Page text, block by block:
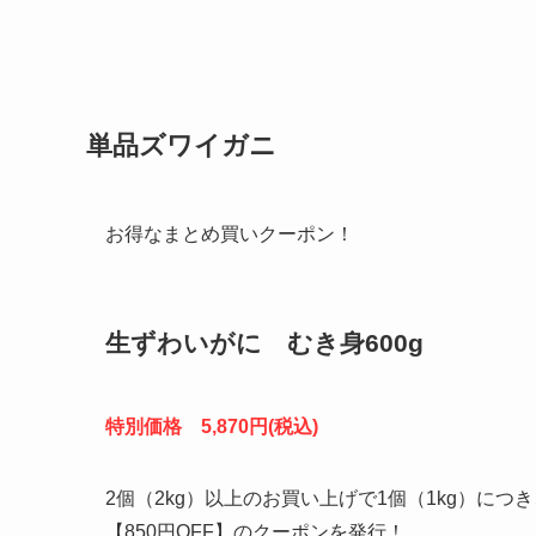
単品ズワイガニ
お得なまとめ買いクーポン！
生ずわいがに むき身600g
特別価格 5,870円(税込)
2個（2kg）以上のお買い上げで1個（1kg）につ
【850円OFF】のクーポンを発行！